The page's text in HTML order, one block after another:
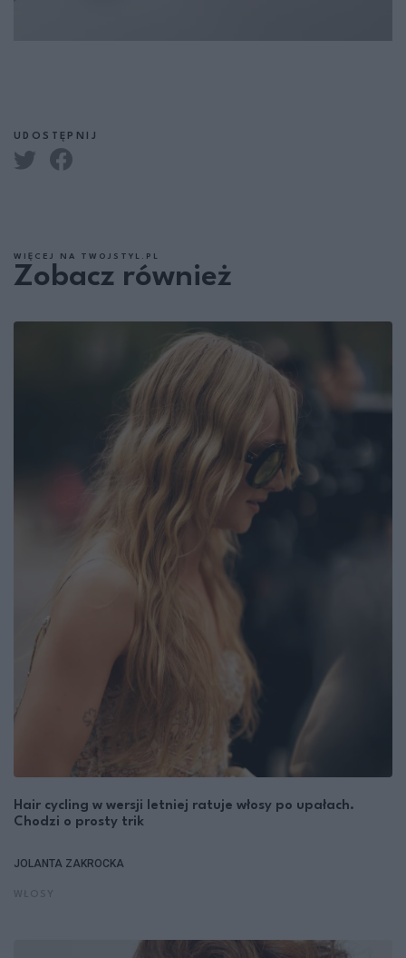
UDOSTĘPNIJ
WIĘCEJ NA TWOJSTYL.PL
Zobacz również
Hair cycling w wersji letniej ratuje włosy po upałach.
Chodzi o prosty trik
JOLANTA ZAKROCKA